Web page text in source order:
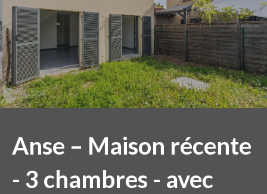
Anse – Maison récente
- 3 chambres - avec